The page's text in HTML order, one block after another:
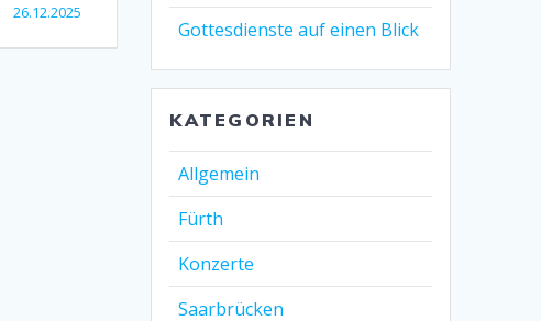
26.12.2025
Gottesdienste auf einen Blick
KATEGORIEN
Allgemein
Fürth
Konzerte
Saarbrücken